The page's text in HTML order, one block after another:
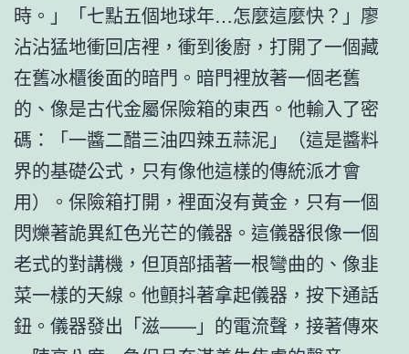
時。」「七點五個地球年…怎麼這麼快？」廖
沾沾猛地衝回店裡，衝到後廚，打開了一個藏
在舊冰櫃後面的暗門。暗門裡放著一個老舊
的、像是古代金屬保險箱的東西。他輸入了密
碼：「一醬二醋三油四辣五蒜泥」（這是醬料
界的基礎公式，只有像他這樣的傳統派才會
用）。保險箱打開，裡面沒有黃金，只有一個
閃爍著詭異紅色光芒的儀器。這儀器很像一個
老式的對講機，但頂部插著一根彎曲的、像韭
菜一樣的天線。他顫抖著拿起儀器，按下通話
鈕。儀器發出「滋——」的電流聲，接著傳來